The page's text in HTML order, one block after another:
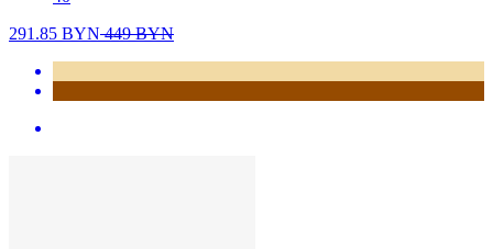
291.85 BYN449BYN